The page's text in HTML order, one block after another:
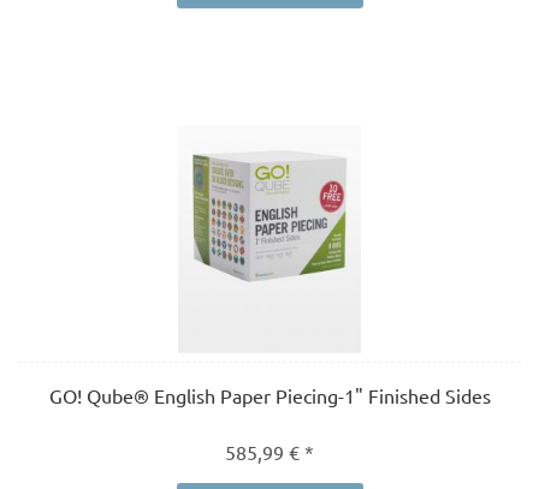
GO! Qube® English Paper Piecing-1" Finished Sides
585,99 € *